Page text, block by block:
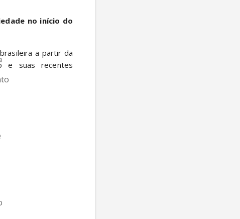
no início do
e suas recentes